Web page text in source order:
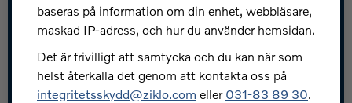
Jobba hos oss
Press och nyheter
Skydda dig mot bedrägerier
baseras på information om din enhet, webbläsare,
maskad IP-adress, och hur du använder hemsidan.
Det är frivilligt att samtycka och du kan när som
helst återkalla det genom att kontakta oss på
integritetsskydd@ziklo.com eller 031-83 89 30.